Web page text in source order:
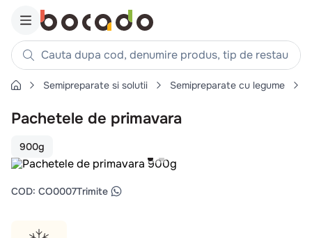
Cauta dupa cod, denumire produs, tip de restaurant,
Căutări populare
1. cartofi
. piept pui
3. pui
4. chifle
coaste
Semipreparate si solutii Semipreparate cu legume
Pachetele de primavara
900g
COD: CO0007Trimite